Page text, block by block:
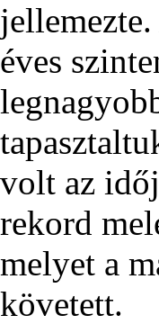
éves
volt az
rekord
melyet a
követett.